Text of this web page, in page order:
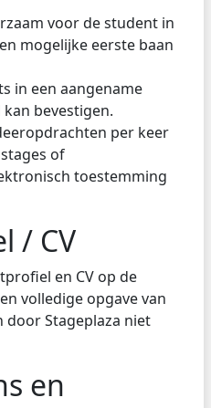
voor de student in
mogelijke eerste baan
in een aangename
bevestigen.
per keer
of
toestemming
/ CV
en CV op de
volledige opgave van
door Stageplaza niet
en